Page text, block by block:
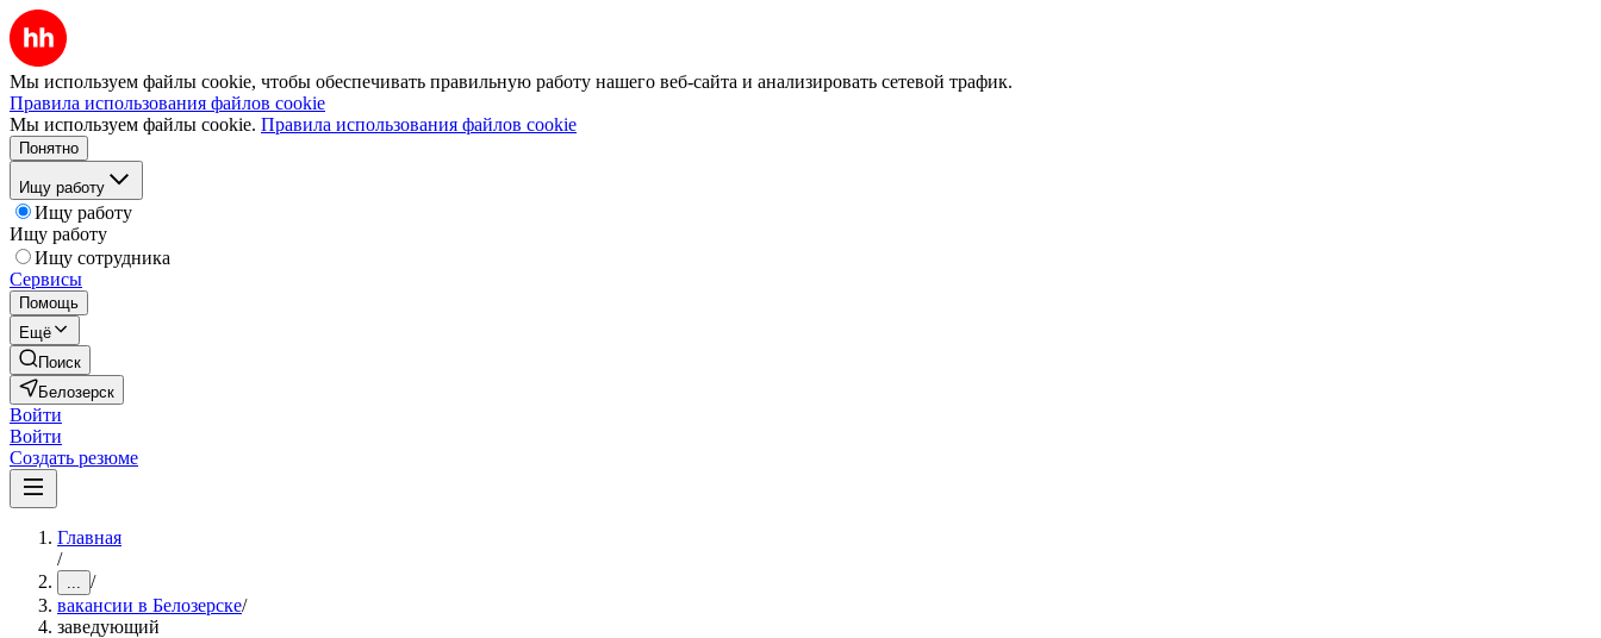
Мы используем файлы cookie, чтобы обеспечивать правильную работу нашего веб-сайта и анализировать сетевой трафик.
Правила использования файлов cookie
Мы используем файлы cookie. Правила использования файлов cookie
Понятно
Ищу работу
Ищу работу
Ищу работу
Ищу сотрудника
Сервисы
Помощь
Ещё
Поиск
Белозерск
Войти
Войти
Создать резюме
Главная
/
... /
вакансии в Белозерске/
заведующий